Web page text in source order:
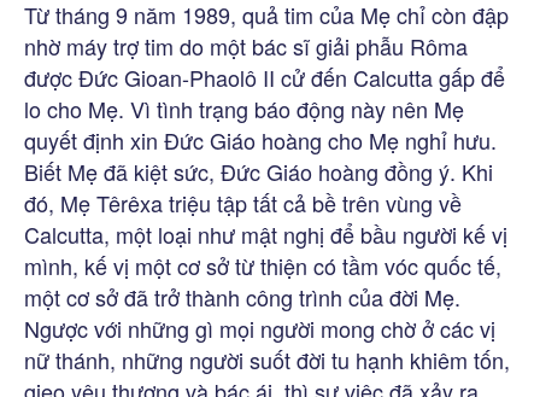
Từ tháng 9 năm 1989, quả tim của Mẹ chỉ còn đập
nhờ máy trợ tim do một bác sĩ giải phẫu Rôma
được Đức Gioan-Phaolô II cử đến Calcutta gấp để
lo cho Mẹ. Vì tình trạng báo động này nên Mẹ
quyết định xin Đức Giáo hoàng cho Mẹ nghỉ hưu.
Biết Mẹ đã kiệt sức, Đức Giáo hoàng đồng ý. Khi
đó, Mẹ Têrêxa triệu tập tất cả bề trên vùng về
Calcutta, một loại như mật nghị để bầu người kế vị
mình, kế vị một cơ sở từ thiện có tầm vóc quốc tế,
một cơ sở đã trở thành công trình của đời Mẹ.
Ngược với những gì mọi người mong chờ ở các vị
nữ thánh, những người suốt đời tu hạnh khiêm tốn,
gieo yêu thương và bác ái, thì sự việc đã xảy ra